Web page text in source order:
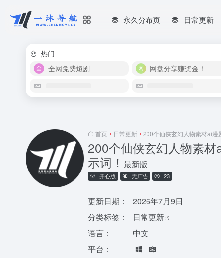
永久分布页 日常更新
热门
全网免费短剧
网盘分享赚奖金！
首页 • 日常更新 • 200个仙侠玄幻人物素材ai漫
200个仙侠玄幻人物素
示词！最新版
开心版 无广告 23
更新日期：
2026年7月9日
分类标签：
日常更新
语言：
中文
平台：